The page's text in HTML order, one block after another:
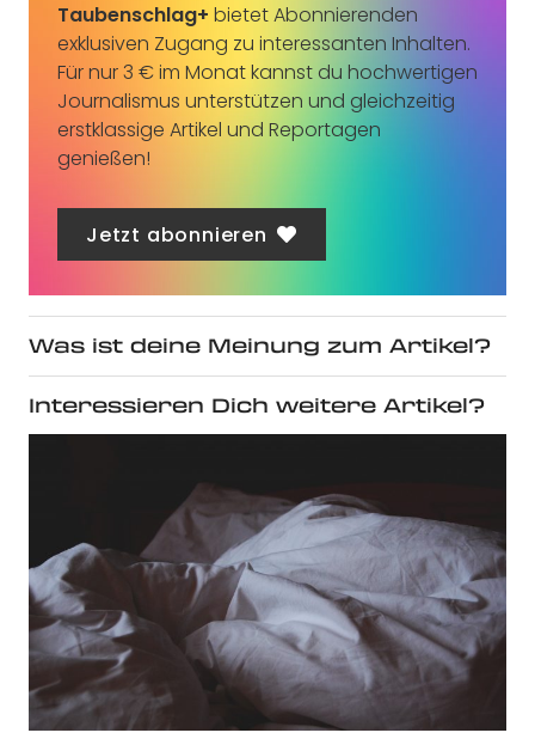
Taubenschlag+ bietet Abonnierenden
exklusiven Zugang zu interessanten Inhalten.
Für nur 3 € im Monat kannst du hochwertigen
Journalismus unterstützen und gleichzeitig
erstklassige Artikel und Reportagen
genießen!
Jetzt abonnieren
Was ist deine Meinung zum Artikel?
Interessieren Dich weitere Artikel?